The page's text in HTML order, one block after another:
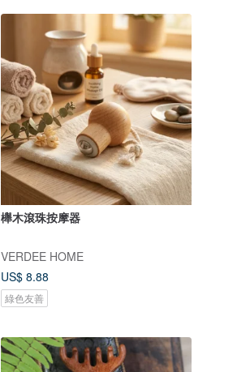
櫸木滾珠按摩器
VERDEE HOME
US$ 8.88
綠色友善